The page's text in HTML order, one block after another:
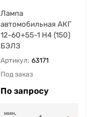
Лампа
автомобильная АКГ
12-60+55-1 H4 (150)
БЭЛЗ
Артикул: 63171
Под заказ
По запросу
мин.